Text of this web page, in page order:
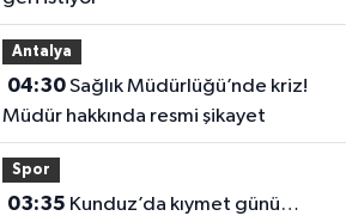
Antalya
04:30Sağlık Müdürlüğü’nde kriz!
Müdür hakkında resmi şikayet
Spor
03:35